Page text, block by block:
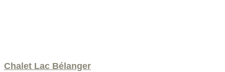
Chalet Lac Bélanger